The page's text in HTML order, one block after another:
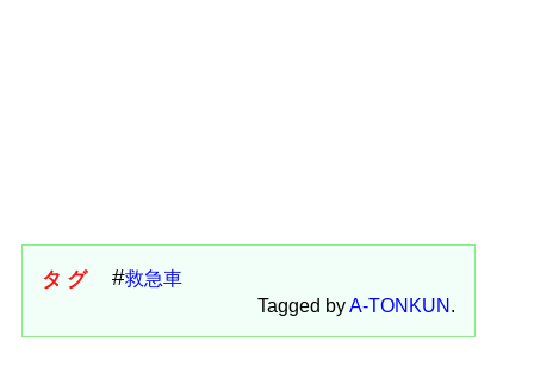
タグ
救急車
Tagged byA-TONKUN .